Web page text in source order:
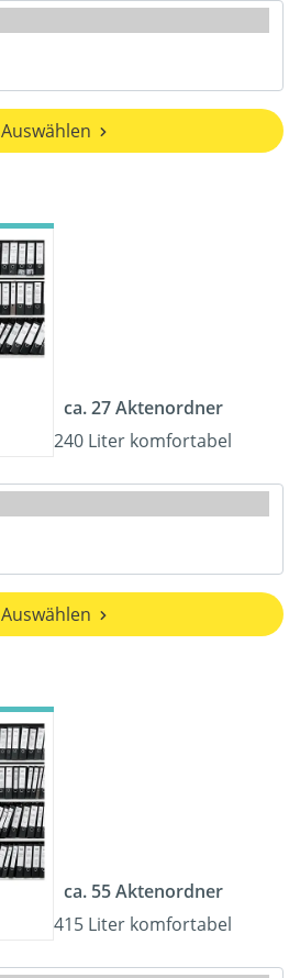
Auswählen
ca. 27 Aktenordner
240 Liter komfortabel
Auswählen
ca. 55 Aktenordner
415 Liter komfortabel